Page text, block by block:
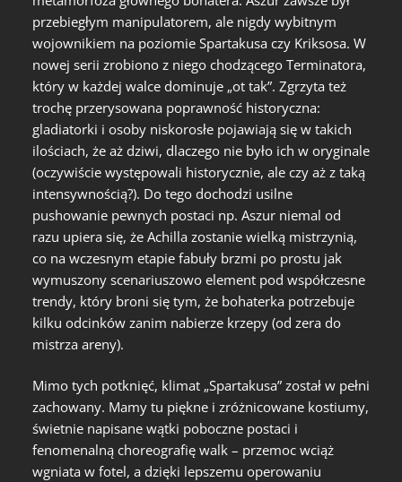
przebiegłym manipulatorem, ale nigdy wybitnym
wojownikiem na poziomie Spartakusa czy Kriksosa. W
nowej serii zrobiono z niego chodzącego Terminatora,
który w każdej walce dominuje „ot tak”. Zgrzyta też
trochę przerysowana poprawność historyczna:
gladiatorki i osoby niskorosłe pojawiają się w takich
ilościach, że aż dziwi, dlaczego nie było ich w oryginale
(oczywiście występowali historycznie, ale czy aż z taką
intensywnością?). Do tego dochodzi usilne
pushowanie pewnych postaci np. Aszur niemal od
razu upiera się, że Achilla zostanie wielką mistrzynią,
co na wczesnym etapie fabuły brzmi po prostu jak
wymuszony scenariuszowo element pod współczesne
trendy, który broni się tym, że bohaterka potrzebuje
kilku odcinków zanim nabierze krzepy (od zera do
mistrza areny).
Mimo tych potknięć, klimat „Spartakusa” został w pełni
zachowany. Mamy tu piękne i zróżnicowane kostiumy,
świetnie napisane wątki poboczne postaci i
fenomenalną choreografię walk – przemoc wciąż
wgniata w fotel, a dzięki lepszemu operowaniu